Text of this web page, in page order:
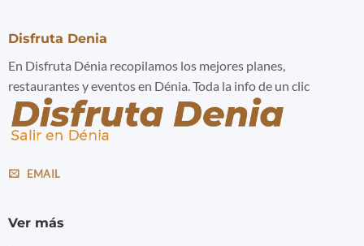
Disfruta Denia
En Disfruta Dénia recopilamos los mejores planes,
restaurantes y eventos en Dénia. Toda la info de un clic
EMAIL
Ver más